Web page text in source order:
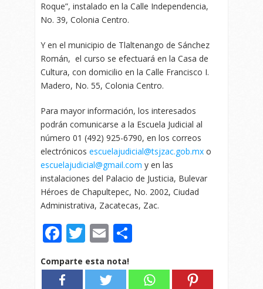
Roque”, instalado en la Calle Independencia,
No. 39, Colonia Centro.
Y en el municipio de Tlaltenango de Sánchez
Román, el curso se efectuará en la Casa de
Cultura, con domicilio en la Calle Francisco I.
Madero, No. 55, Colonia Centro.
Para mayor información, los interesados
podrán comunicarse a la Escuela Judicial al
número 01 (492) 925-6790, en los correos
electrónicos escuelajudicial@tsjzac.gob.mx o
escuelajudicial@gmail.com y en las
instalaciones del Palacio de Justicia, Bulevar
Héroes de Chapultepec, No. 2002, Ciudad
Administrativa, Zacatecas, Zac.
Facebook
Twitter
Email
Comparte esta nota!